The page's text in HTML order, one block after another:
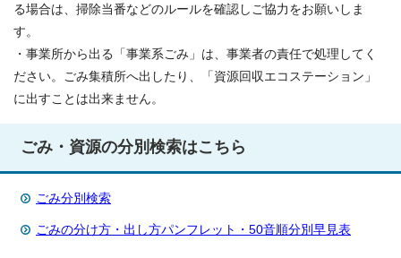
る場合は、掃除当番などのルールを確認しご協力をお願いしま
す。
・事業所から出る「事業系ごみ」は、事業者の責任で処理してく
ださい。ごみ集積所へ出したり、「資源回収エコステーション」
に出すことは出来ません。
ごみ・資源の分別検索はこちら
ごみ分別検索
ごみの分け方・出し方パンフレット・50音順分別早見表